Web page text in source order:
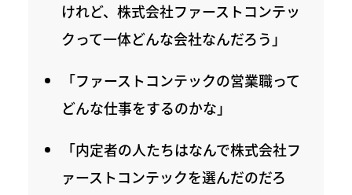
けれど、株式会社ファーストコンテッ
クって一体どんな会社なんだろう」
「ファーストコンテックの営業職って
どんな仕事をするのかな」
「内定者の人たちはなんで株式会社フ
ァーストコンテックを選んだのだろ